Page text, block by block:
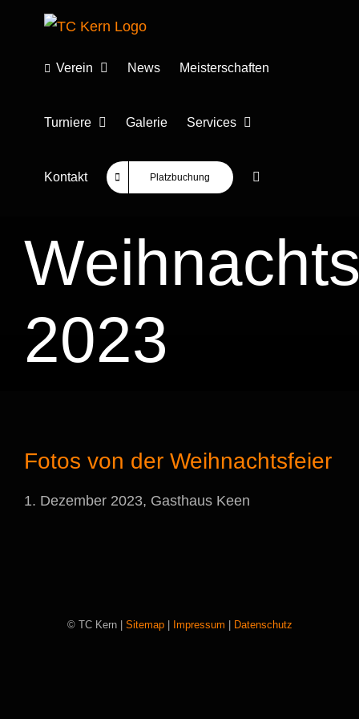
springen Verein News Meisterschaften
Turniere Galerie Services
Kontakt Platzbuchung
2023
Fotos von der Weihnachtsfeier
1. Dezember 2023, Gasthaus Keen
© TC Kern | Sitemap| Impressum Datenschutz